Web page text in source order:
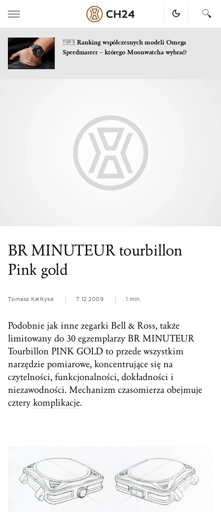
TOP 5Ranking współczesnych modeli Omega
Speedmaster – którego Moonwatcha wybrać?
BR MINUTEUR tourbillon
Pink gold
Tomasz Kiełtyka 7.12.2009 1 min.
Podobnie jak inne zegarki Bell & Ross, także
limitowany do 30 egzemplarzy BR MINUTEUR
Tourbillon PINK GOLD to przede wszystkim
narzędzie pomiarowe, koncentrujące się na
czytelności, funkcjonalności, dokładności i
niezawodności. Mechanizm czasomierza obejmuje
cztery komplikacje.